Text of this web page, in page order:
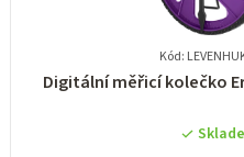
Kód:
Digitální měřicí kolečko